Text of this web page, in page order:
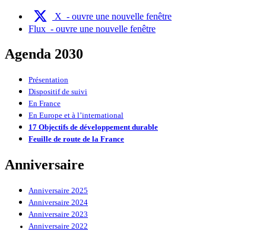
X - ouvre une nouvelle fenêtre
Flux - ouvre une nouvelle fenêtre
Agenda 2030
Présentation
Dispositif de suivi
En France
En Europe et à l’international
17 Objectifs de développement durable
Feuille de route de la France
Anniversaire
Anniversaire 2025
Anniversaire 2024
Anniversaire 2023
Anniversaire 2022